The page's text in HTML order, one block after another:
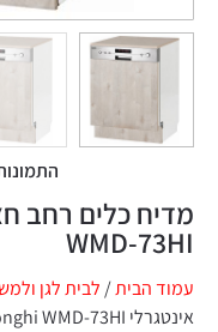
WMD-73HI
עמוד הבית/ לבית לגן
אינטגרלי Delonghi WMD-73HI